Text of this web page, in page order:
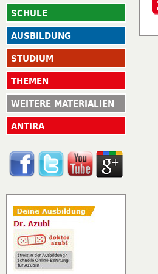
SCHULE
AUSBILDUNG
STUDIUM
THEMEN
WEITERE MATERIALIEN
ANTIRA